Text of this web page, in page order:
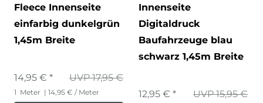
Fleece Innenseite
einfarbig dunkelgrün
1,45m Breite
UVP 17,95 €
14,95 € *
1 Meter | 14,95 € / Meter
Innenseite
Digitaldruck
Baufahrzeuge blau
schwarz 1,45m Breite
UVP 15,95 €
12,95 € *